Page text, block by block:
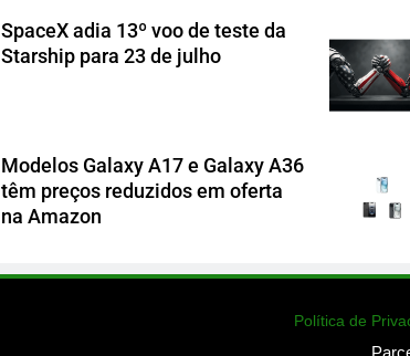
SpaceX adia 13º voo de teste da
Starship para 23 de julho
Modelos Galaxy A17 e Galaxy A36
têm preços reduzidos em oferta
na Amazon
Política de